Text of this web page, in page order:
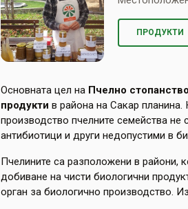
ПРОДУКТИ
Основната цел на Пчелно
продукти в района на Сакар
производство пчелните семейства не
антибиотици и други недопустими в
Пчелините са разположени в райони,
добиване на чисти биологични
орган за биологично производство.